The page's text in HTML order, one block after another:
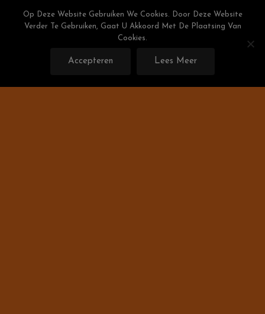
Weight Watchers Puntenlijst
Gratis De Weight Watchers Punten Berekenen!
Op Deze Website Gebruiken We Cookies. Door Deze Website
Verder Te Gebruiken, Gaat U Akkoord Met De Plaatsing Van
Cookies.
Accepteren Lees Meer